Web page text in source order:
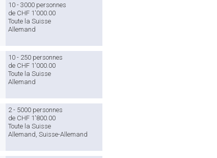
10 - 3000 personnes
de CHF 1'000.00
Toute la Suisse
Allemand
10 - 250 personnes
de CHF 1'000.00
Toute la Suisse
Allemand
2 - 5000 personnes
de CHF 1'800.00
Toute la Suisse
Allemand, Suisse-Allemand